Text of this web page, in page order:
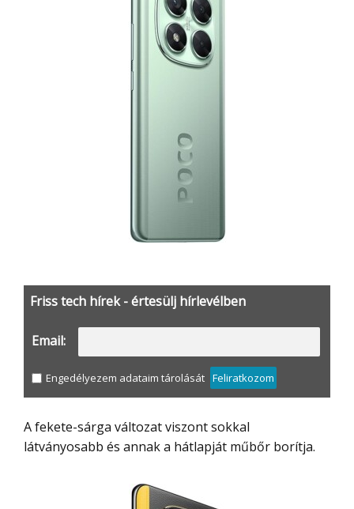
Friss tech hírek - értesülj hírlevélben
Email:
Engedélyezem adataim tárolását Feliratkozom
A fekete-sárga változat viszont sokkal
látványosabb és annak a hátlapját műbőr borítja.